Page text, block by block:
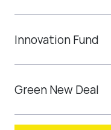
Innovation Fund
Green New Deal